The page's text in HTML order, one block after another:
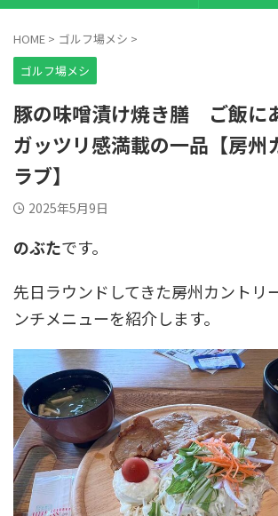
HOME > ゴルフ場メシ >
ゴルフ場メシ
豚の味噌漬け焼き膳 ご飯に
ガッツリ感満載の一品【房州
ラブ】
2025年5月9日
のぶたです。
先日ラウンドしてきた房州カントリ
ンチメニューを紹介します。